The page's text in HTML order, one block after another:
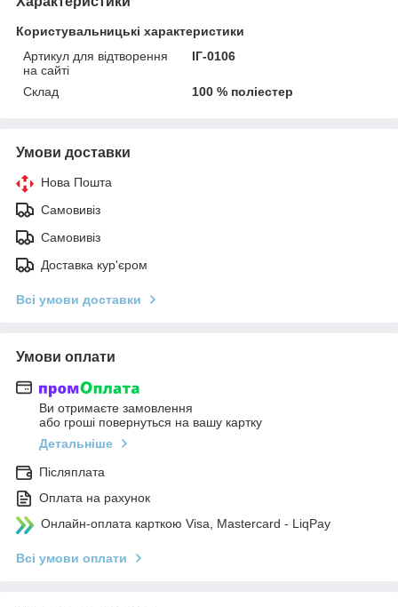
Користувальницькі характеристики
Артикул для відтворення
на сайті
ІГ-0106
Склад 100 % поліестер
Умови доставки
Нова Пошта
Самовивіз
Самовивіз
Доставка кур'єром
Всі умови доставки
Умови оплати
Ви отримаєте замовлення
або гроші повернуться на вашу картку
Детальніше
Післяплата
Оплата на рахунок
Онлайн-оплата карткою Visa, Mastercard - LiqPay
Всі умови оплати